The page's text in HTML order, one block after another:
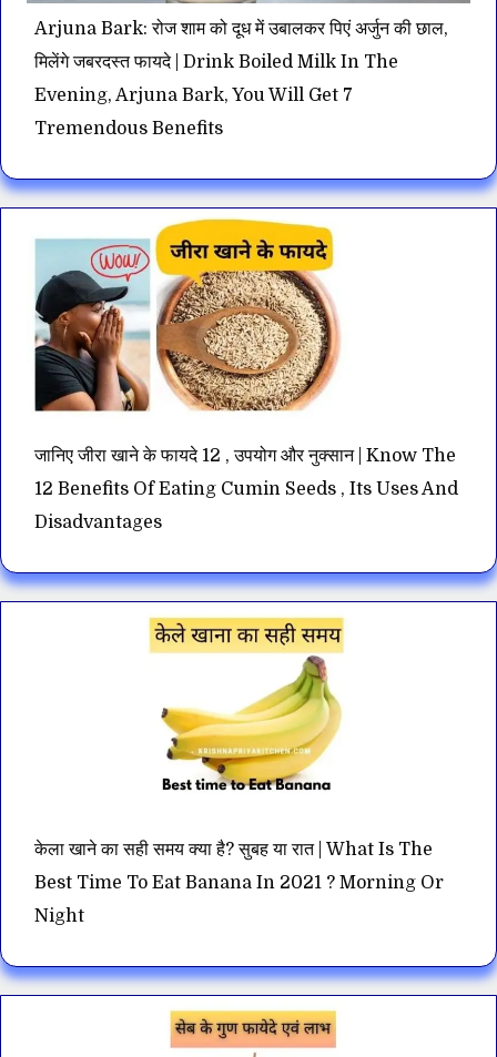
Arjuna Bark: रोज शाम को दूध में उबालकर पिएं अर्जुन की छाल,
मिलेंगे जबरदस्त फायदे | Drink Boiled Milk In The
Evening, Arjuna Bark, You Will Get 7
Tremendous Benefits
जानिए जीरा खाने के फायदे 12 , उपयोग और नुक्सान | Know The
12 Benefits Of Eating Cumin Seeds , Its Uses And
Disadvantages
केला खाने का सही समय क्या है? सुबह या रात | What Is The
Best Time To Eat Banana In 2021 ? Morning Or
Night